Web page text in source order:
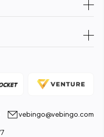
vebingo@vebingo.com